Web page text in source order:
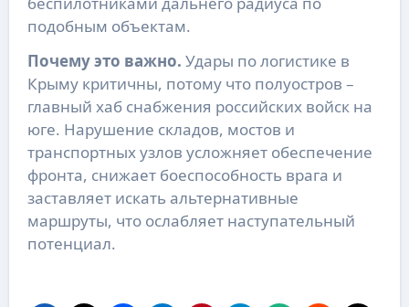
подобным объектам.
Почему это важно. Удары по логистике в
Крыму критичны, потому что полуостров –
главный хаб снабжения российских войск на
юге. Нарушение складов, мостов и
транспортных узлов усложняет обеспечение
фронта, снижает боеспособность врага и
заставляет искать альтернативные
маршруты, что ослабляет наступательный
потенциал.